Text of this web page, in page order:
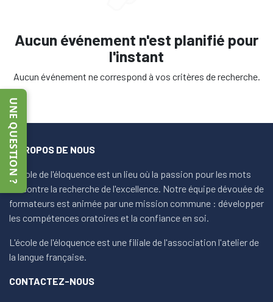
UNE QUESTION ?
Aucun événement n'est planifié pour
l'instant
Aucun événement ne correspond à vos critères de recherche.
À PROPOS DE NOUS
L'école de l'éloquence est un lieu où la passion pour les mots
rencontre la recherche de l'excellence. Notre équipe dévouée de
formateurs est animée par une mission commune : développer
les compétences oratoires et la confiance en soi.
L'école de l'éloquence est une filiale de l'association l'atelier de
la langue française.
CONTACTEZ-NOUS